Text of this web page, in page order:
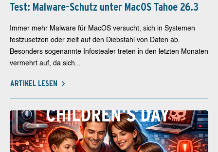
Test: Malware-Schutz unter MacOS Tahoe 26.3
Immer mehr Malware für MacOS versucht, sich in Systemen
festzusetzen oder zielt auf den Diebstahl von Daten ab.
Besonders sogenannte Infostealer treten in den letzten Monaten
vermehrt auf, da sich...
ARTIKEL LESEN